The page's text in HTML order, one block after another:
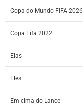
Copa do Mundo FIFA 2026
Copa Fifa 2022
Elas
Eles
Em cima do Lance